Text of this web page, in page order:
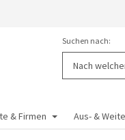
Suchen nach:
& Firmen Aus- &